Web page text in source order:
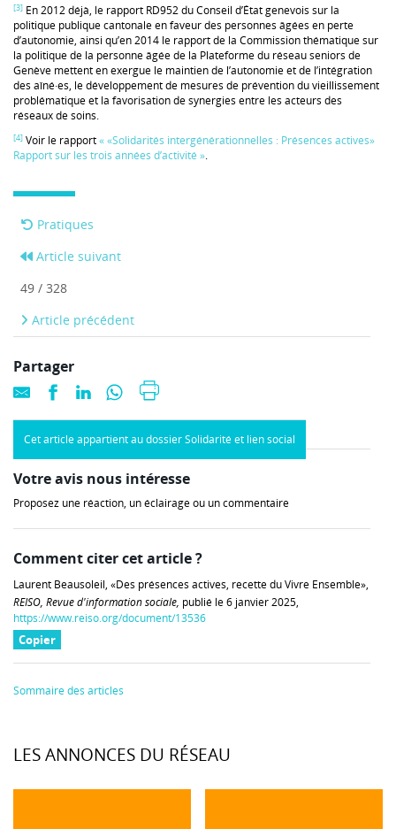
[3] En 2012 déjà, le rapport RD952 du Conseil d’État genevois sur la
politique publique cantonale en faveur des personnes âgées en perte
d’autonomie, ainsi qu’en 2014 le rapport de la Commission thématique sur
la politique de la personne âgée de la Plateforme du réseau seniors de
Genève mettent en exergue le maintien de l’autonomie et de l’intégration
des aîné·es, le développement de mesures de prévention du vieillissement
problématique et la favorisation de synergies entre les acteurs des
réseaux de soins.
[4] Voir le rapport« «Solidarités intergénérationnelles : Présences actives»
Rapport sur les trois années d’activité ».
Pratiques
Article suivant
49 / 328
Article précédent
Partager
Cet article appartient au dossier Solidarité et lien social
Votre avis nous intéresse
Proposez une réaction, un éclairage ou un commentaire
Comment citer cet article ?
Laurent Beausoleil, «Des présences actives, recette du Vivre Ensemble»,
REISO, Revue d'information sociale, publié le 6 janvier 2025,
https://www.reiso.org/document/13536
Copier
Sommaire des articles
LES ANNONCES DU RÉSEAU